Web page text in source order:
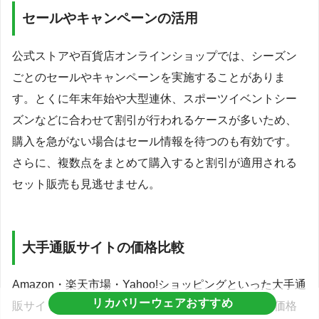
セールやキャンペーンの活用
公式ストアや百貨店オンラインショップでは、シーズン
ごとのセールやキャンペーンを実施することがありま
す。とくに年末年始や大型連休、スポーツイベントシー
ズンなどに合わせて割引が行われるケースが多いため、
購入を急がない場合はセール情報を待つのも有効です。
さらに、複数点をまとめて購入すると割引が適用される
セット販売も見逃せません。
大手通販サイトの価格比較
Amazon・楽天市場・Yahoo!ショッピングといった大手通
販サイトでも販売されています。これらのサイトは価格
リカバリーウェアおすすめ